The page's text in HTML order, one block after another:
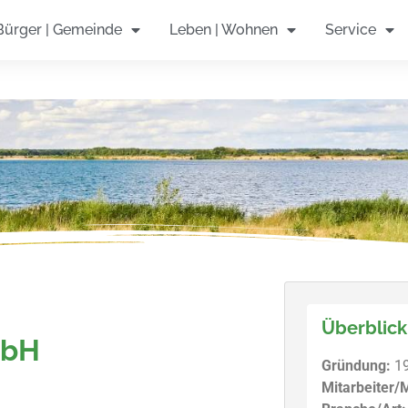
- Ihre Meinung ist gefragt! Hier
| Gemeinde Leben | Wohnen Service
Gründung:
Mitarbeiter/